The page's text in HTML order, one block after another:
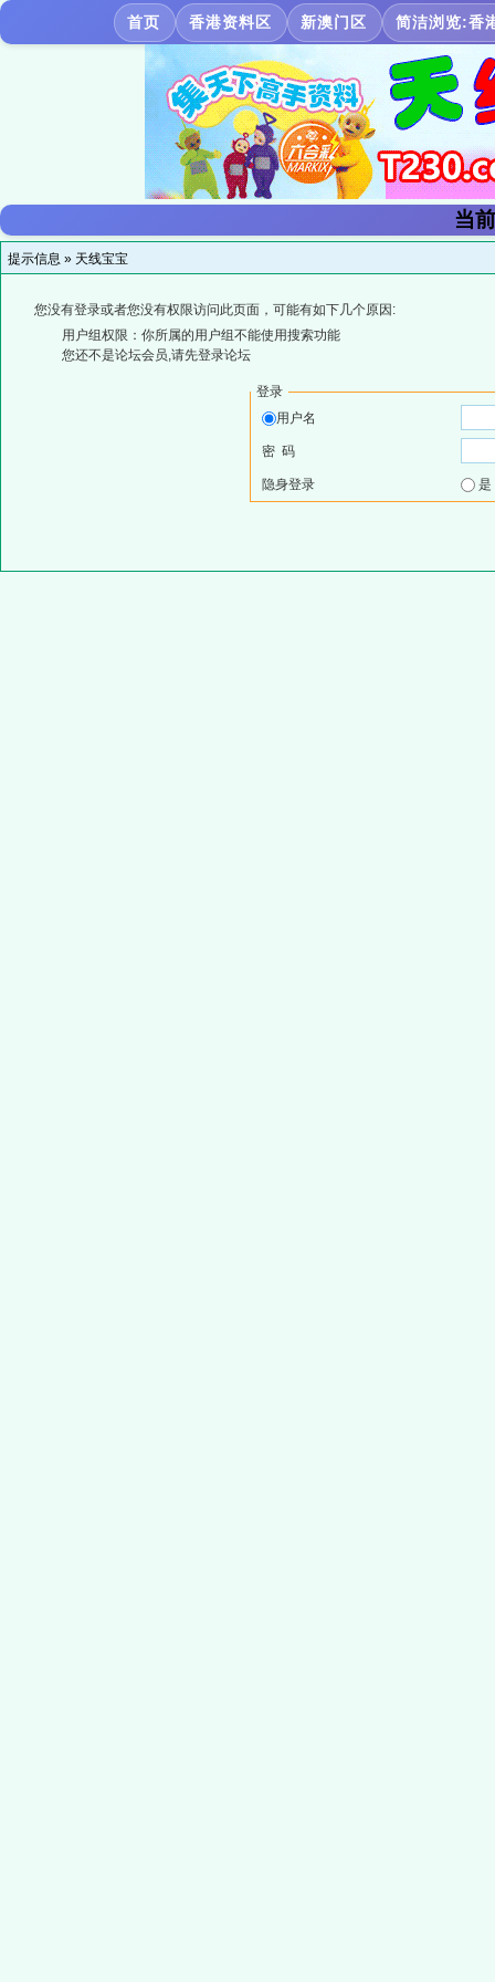
首页 香港资料区 新澳门区 简洁浏览:香
当
提示信息 » 天线宝宝
您没有登录或者您没有权限访问此页面，可能有如下几个原因:
用户组权限：你所属的用户组不能使用搜索功能
您还不是论坛会员,请先登录论坛
登录
用户名
密 码
隐身登录